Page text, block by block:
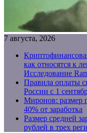
7 августа, 2026
как относятся к
Исследование
Правила оплаты
России с 1
Миронов: размер
40% от заработка
Размер средней
рублей в трех